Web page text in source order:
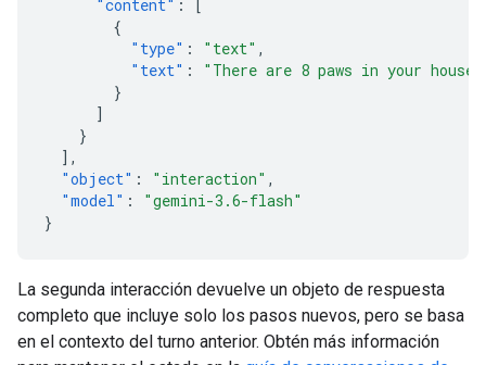
"content" :
[
{
"type" : "text" ,
"text" :
"There are 8 paws in your
}
]
}
],
"object" : "interaction" ,
"model" :
"gemini-3.6-flash"
}
La segunda interacción devuelve un objeto de respuesta
completo que incluye solo los pasos nuevos, pero se basa
en el contexto del turno anterior. Obtén más información